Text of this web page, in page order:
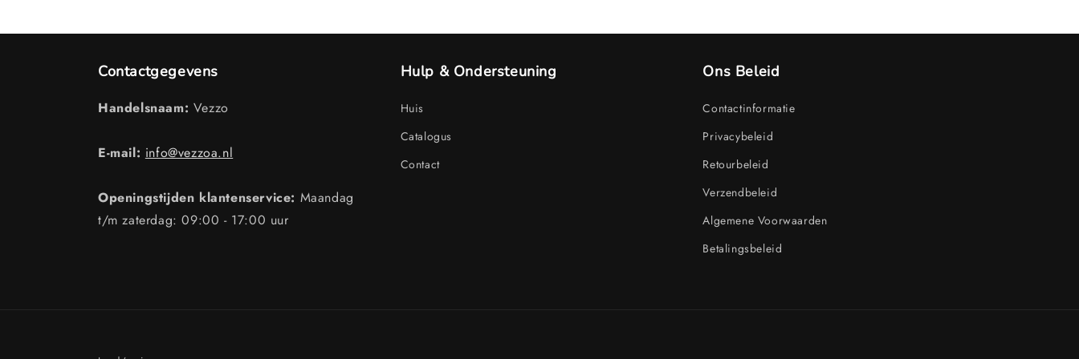
Contactgegevens
Handelsnaam: Vezzo
E-mail: info@vezzoa.nl
Openingstijden klantenservice: Maandag
t/m zaterdag: 09:00 - 17:00 uur
Hulp & Ondersteuning
Huis
Catalogus
Contact
Ons Beleid
Contactinformatie
Privacybeleid
Retourbeleid
Verzendbeleid
Algemene Voorwaarden
Betalingsbeleid